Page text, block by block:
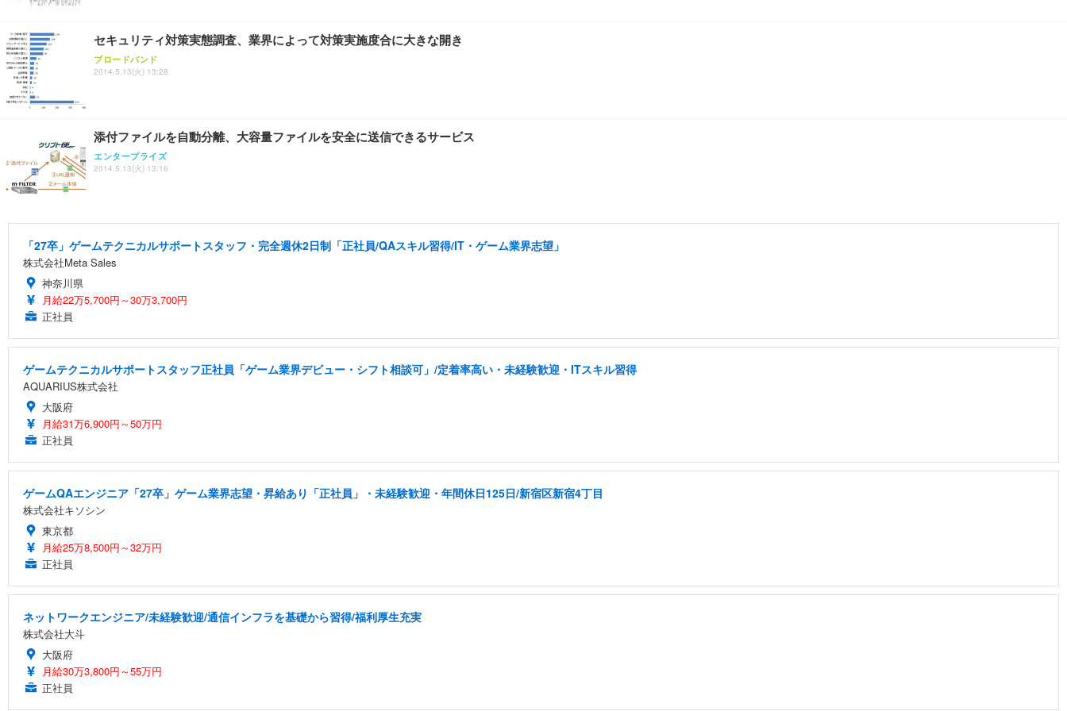
セキュリティ対策実態調査、業界によって対策実施度合に大きな開き
ブロードバンド
2014.5.13(火) 13:28
添付ファイルを自動分離、大容量ファイルを安全に送信できるサービス
エンタープライズ
2014.5.13(火) 13:16
「27卒」ゲームテクニカルサポートスタッフ・完全週休2日制「正社員/QAスキル習得/IT・ゲーム業界志望」
株式会社Meta Sales
神奈川県
月給22万5,700円～30万3,700円
正社員
ゲームテクニカルサポートスタッフ正社員「ゲーム業界デビュー・シフト相談可」/定着率高い・未経験歓迎・ITスキル習得
AQUARIUS株式会社
大阪府
月給31万6,900円～50万円
正社員
ゲームQAエンジニア「27卒」ゲーム業界志望・昇給あり「正社員」・未経験歓迎・年間休日125日/新宿区新宿4丁目
株式会社キソシン
東京都
月給25万8,500円～32万円
正社員
ネットワークエンジニア/未経験歓迎/通信インフラを基礎から習得/福利厚生充実
株式会社大斗
大阪府
月給30万3,800円～55万円
正社員